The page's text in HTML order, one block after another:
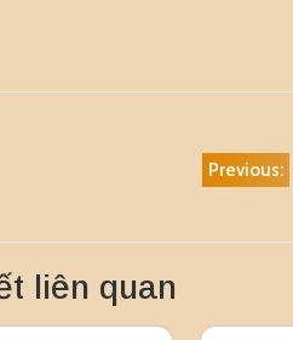
Previous:
liên quan